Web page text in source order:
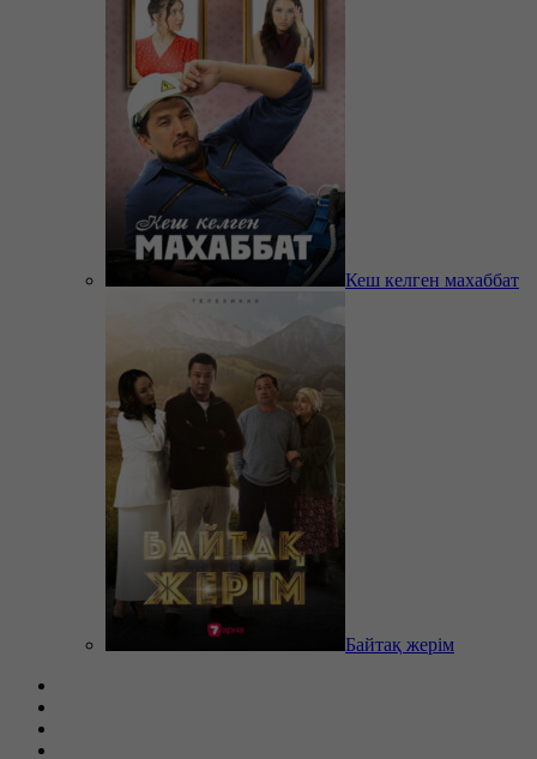
Кеш келген махаббат
Байтақ жерім